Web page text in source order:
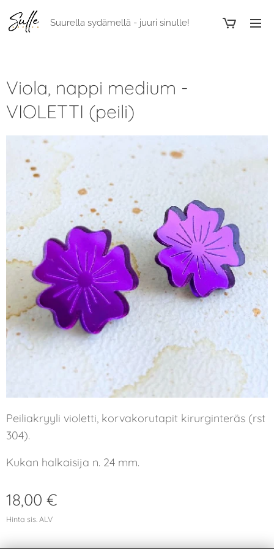
Suurella sydämellä - juuri sinulle!
Viola, nappi medium -
VIOLETTI (peili)
Peiliakryyli violetti, korvakorutapit kirurginteräs (rst
304).
Kukan halkaisija n. 24 mm.
18,00 €
Hinta sis. ALV